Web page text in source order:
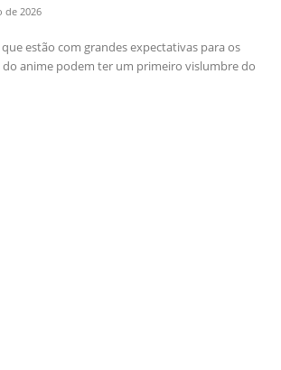
de 2026
que estão com grandes expectativas para os
anime podem ter um primeiro vislumbre do